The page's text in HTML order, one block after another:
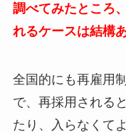
調べてみたところ
れるケースは結構
全国的にも再雇用
で、再採用される
たり、入らなくて